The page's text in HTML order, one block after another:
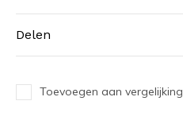
Delen
Toevoegen aan vergelijking